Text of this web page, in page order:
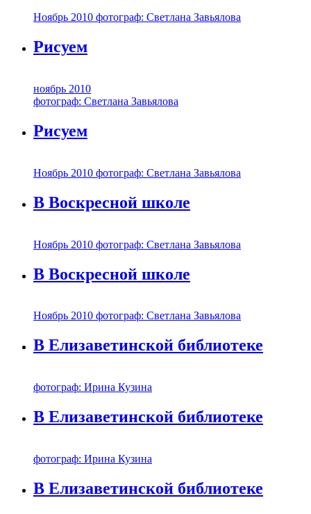
Ноябрь 2010 фотограф: Светлана Завьялова
Рисуем
ноябрь 2010
фотограф: Светлана Завьялова
Рисуем
Ноябрь 2010 фотограф: Светлана Завьялова
В Воскресной школе
Ноябрь 2010 фотограф: Светлана Завьялова
В Воскресной школе
Ноябрь 2010 фотограф: Светлана Завьялова
В Елизаветинской библиотеке
фотограф: Ирина Кузина
В Елизаветинской библиотеке
фотограф: Ирина Кузина
В Елизаветинской библиотеке